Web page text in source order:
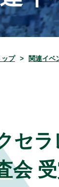
ップ 関連イベ
セ
会